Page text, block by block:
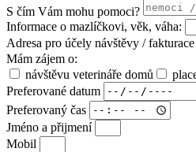
S čím Vám mohu pomoci?
Informace o mazlíčkovi, věk, váha:
Adresa pro účely návštěvy / fakturace
Mám zájem o:
návštěvu veterináře domů
Preferované datum
Preferovaný čas
Jméno a přijmení
Mobil